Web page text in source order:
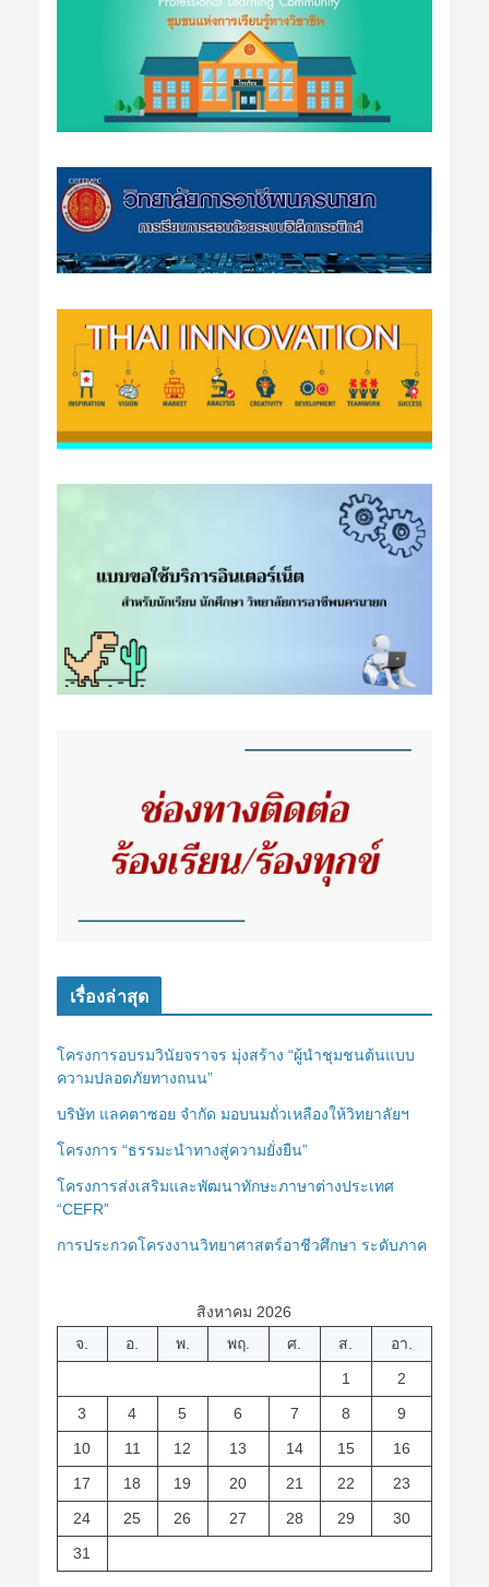
เรื่องล่าสุด
โครงการอบรมวินัยจราจร มุ่งสร้าง “ผู้นำชุมชนต้นแบบ
ความปลอดภัยทางถนน”
บริษัท แลคตาซอย จำกัด มอบนมถั่วเหลืองให้วิทยาลัยฯ
โครงการ “ธรรมะนำทางสู่ความยั่งยืน”
โครงการส่งเสริมและพัฒนาทักษะภาษาต่างประเทศ
“CEFR”
การประกวดโครงงานวิทยาศาสตร์อาชีวศึกษา ระดับภาค
สิงหาคม 2026
จ.
อ. พ. พฤ. ศ. ส.
อา.
1
2
3
4 5 6 7 8
9
10
11 12 13 14 15
16
17
18 19 20 21 22
23
24
25 26 27 28 29
30
31